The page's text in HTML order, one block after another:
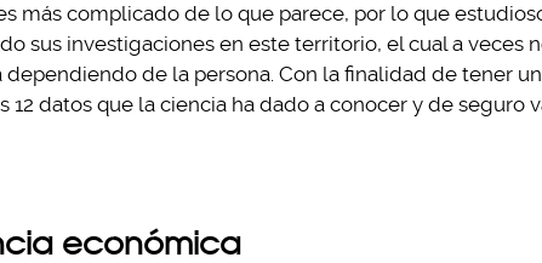
más complicado de lo que parece, por lo que
sus investigaciones en este territorio, el cual a veces
dependiendo de la persona. Con la finalidad de tener
12 datos que la ciencia ha dado a conocer y de seguro
económica